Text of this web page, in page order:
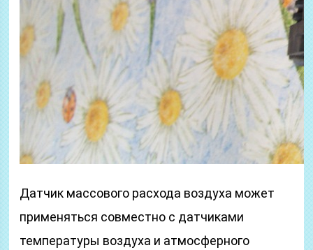
Датчик массового расхода воздуха может
применяться совместно с датчиками
температуры воздуха и атмосферного